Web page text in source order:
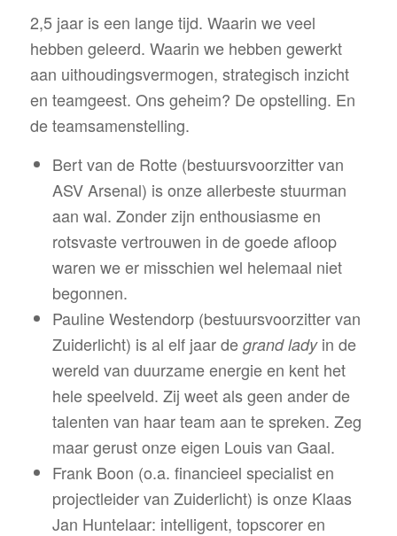
2,5 jaar is een lange tijd. Waarin we veel
hebben geleerd. Waarin we hebben gewerkt
aan uithoudingsvermogen, strategisch inzicht
en teamgeest. Ons geheim? De opstelling. En
de teamsamenstelling.
Bert van de Rotte (bestuursvoorzitter van
ASV Arsenal) is onze allerbeste stuurman
aan wal. Zonder zijn enthousiasme en
rotsvaste vertrouwen in de goede afloop
waren we er misschien wel helemaal niet
begonnen.
Pauline Westendorp (bestuursvoorzitter van
Zuiderlicht) is al elf jaar de grand ladyin de
wereld van duurzame energie en kent het
hele speelveld. Zij weet als geen ander de
talenten van haar team aan te spreken. Zeg
maar gerust onze eigen Louis van Gaal.
Frank Boon (o.a. financieel specialist en
projectleider van Zuiderlicht) is onze Klaas
Jan Huntelaar: intelligent, topscorer en